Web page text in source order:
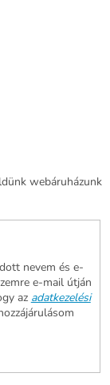
webáruházunk
nevem és e-
e-mail útján
az adatkezelési